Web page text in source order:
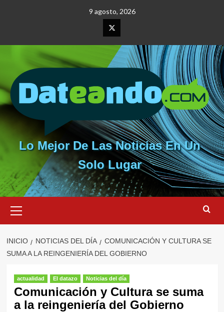
9 agosto, 2026
Elemento
del
menú
Lo Mejor De Las Noticias En Un
Solo Lugar
primario
INICIO NOTICIAS DEL DÍA
COMUNICACIÓN Y CULTURA SE
SUMA A LA REINGENIERÍA DEL GOBIERNO
actualidad El datazo Noticias del día
Comunicación y Cultura se suma
a la reingeniería del Gobierno